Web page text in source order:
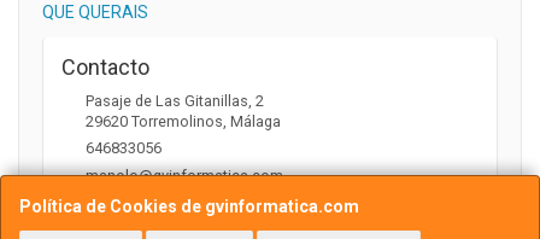
Política de Cookies de gvinformatica.com
QUE QUERAIS
Contacto
Pasaje de Las Gitanillas, 2
29620 Torremolinos Málaga
646833056
manolo@gvinformatica.com